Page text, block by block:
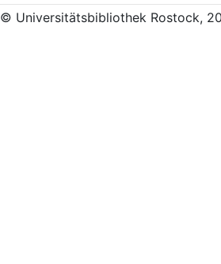
© Universitätsbibliothek Rostock,